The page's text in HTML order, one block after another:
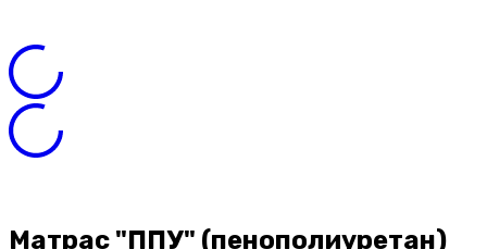
Матрас "ППУ" (пенополиуретан)